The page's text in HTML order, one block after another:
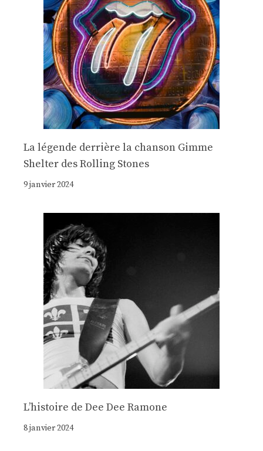
La légende derrière la chanson Gimme
Shelter des Rolling Stones
9 janvier 2024
Lʼhistoire de Dee Dee Ramone
8 janvier 2024